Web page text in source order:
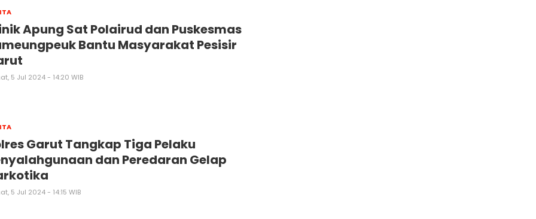
Apung Sat Polairud dan Puskesmas
Bantu Masyarakat Pesisir
5 Jul 2024 - 14:20 WIB
Garut Tangkap Tiga Pelaku
dan Peredaran Gelap
5 Jul 2024 - 14:15 WIB